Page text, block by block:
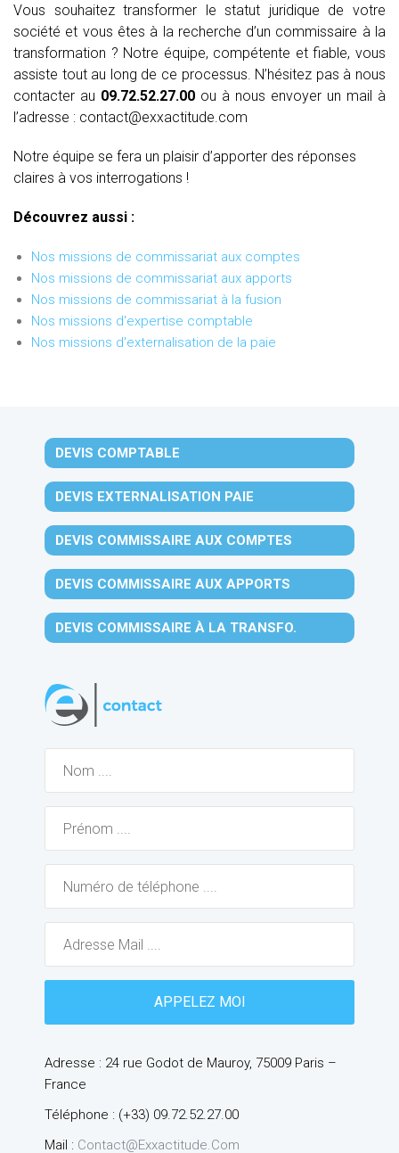
Vous souhaitez transformer le statut juridique de votre
société et vous êtes à la recherche d’un commissaire à la
transformation ? Notre équipe, compétente et fiable, vous
assiste tout au long de ce processus. N’hésitez pas à nous
contacter au 09.72.52.27.00 ou à nous envoyer un mail à
l’adresse : contact@exxactitude.com
Notre équipe se fera un plaisir d’apporter des réponses
claires à vos interrogations !
Découvrez aussi :
Nos missions de commissariat aux comptes
Nos missions de commissariat aux apports
Nos missions de commissariat à la fusion
Nos missions d'expertise comptable
Nos missions d'externalisation de la paie
DEVIS COMPTABLE
DEVIS EXTERNALISATION PAIE
DEVIS COMMISSAIRE AUX COMPTES
DEVIS COMMISSAIRE AUX APPORTS
DEVIS COMMISSAIRE À LA TRANSFO.
Adresse : 24 rue Godot de Mauroy, 75009 Paris –
France
Téléphone : (+33) 09.72.52.27.00
Mail : Contact@exxactitude.com